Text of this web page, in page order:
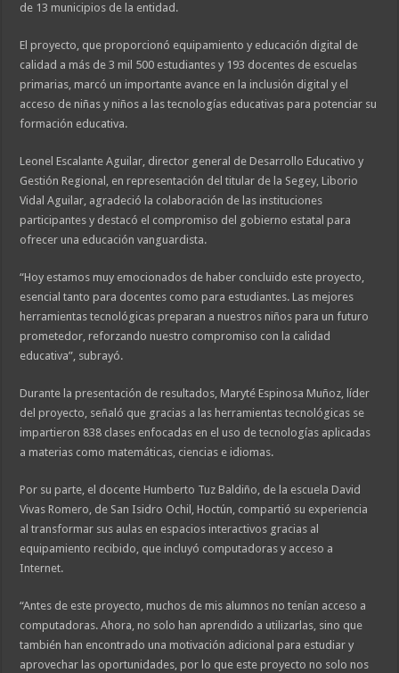
de 13 municipios de la entidad.
El proyecto, que proporcionó equipamiento y educación digital de
calidad a más de 3 mil 500 estudiantes y 193 docentes de escuelas
primarias, marcó un importante avance en la inclusión digital y el
acceso de niñas y niños a las tecnologías educativas para potenciar su
formación educativa.
Leonel Escalante Aguilar, director general de Desarrollo Educativo y
Gestión Regional, en representación del titular de la Segey, Liborio
Vidal Aguilar, agradeció la colaboración de las instituciones
participantes y destacó el compromiso del gobierno estatal para
ofrecer una educación vanguardista.
“Hoy estamos muy emocionados de haber concluido este proyecto,
esencial tanto para docentes como para estudiantes. Las mejores
herramientas tecnológicas preparan a nuestros niños para un futuro
prometedor, reforzando nuestro compromiso con la calidad
educativa”, subrayó.
Durante la presentación de resultados, Maryté Espinosa Muñoz, líder
del proyecto, señaló que gracias a las herramientas tecnológicas se
impartieron 838 clases enfocadas en el uso de tecnologías aplicadas
a materias como matemáticas, ciencias e idiomas.
Por su parte, el docente Humberto Tuz Baldiño, de la escuela David
Vivas Romero, de San Isidro Ochil, Hoctún, compartió su experiencia
al transformar sus aulas en espacios interactivos gracias al
equipamiento recibido, que incluyó computadoras y acceso a
Internet.
“Antes de este proyecto, muchos de mis alumnos no tenían acceso a
computadoras. Ahora, no solo han aprendido a utilizarlas, sino que
también han encontrado una motivación adicional para estudiar y
aprovechar las oportunidades, por lo que este proyecto no solo nos